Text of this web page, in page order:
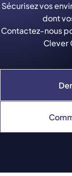
Sécurisez vos
dont
Contactez-nous
Clever